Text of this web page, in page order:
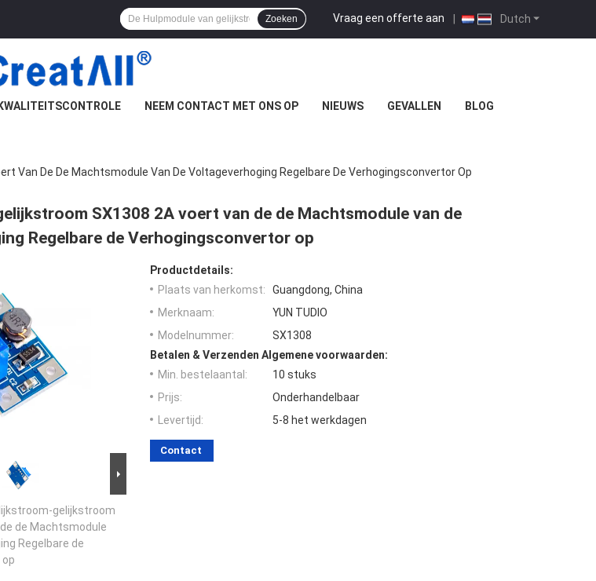
Dutch
Vraag een offerte aan |
Zoeken
KWALITEITSCONTROLE NEEM CONTACT MET ONS OP NIEUWS GEVALLEN BLOG
Van De De Machtsmodule Van De Voltageverhoging Regelbare De Verhogingsconvertor Op
SX1308 2A voert van de de Machtsmodule van de
Regelbare de Verhogingsconvertor op
gelijkstroom
de Machtsmodule
Regelbare de
Productdetails:
Plaats van herkomst:
Guangdong, China
Merknaam:
YUN TUDIO
Modelnummer:
SX1308
Betalen & Verzenden Algemene voorwaarden:
Min. bestelaantal:
10 stuks
Prijs:
Onderhandelbaar
Levertijd:
5-8 het werkdagen
Contact